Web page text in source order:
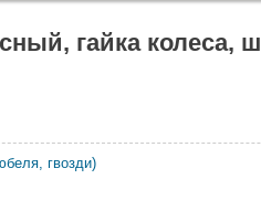
гайка колеса,
гвозди)